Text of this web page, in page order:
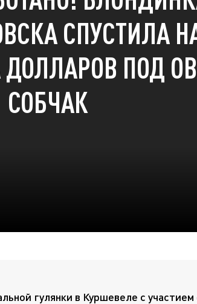
СПУСТИЛА
ПОД
СОБЧАК
гулянки в Куршевеле с